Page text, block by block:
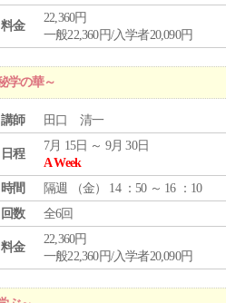
料金
22,360円
一般22,360円/入学者20,090円
学の華～
講師 田口 清一
日程
7月 15日 ～ 9月 30日
A Week
時間
隔週 （金） 14 ：50 ～ 16 ：10
回数
全6回
料金
22,360円
一般22,360円/入学者20,090円